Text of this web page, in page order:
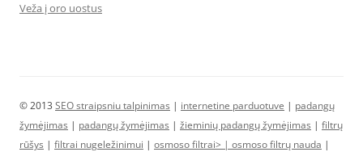
Veža į oro uostus
© 2013 SEO straipsniu talpinimas | internetine parduotuve | padangų
žymėjimas | padangų žymėjimas | žieminių padangų žymėjimas | filtrų
rūšys | filtrai nugeležinimui | osmoso filtrai> | osmoso filtrų nauda |